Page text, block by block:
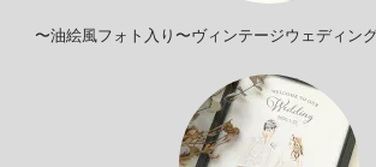
〜油絵風フォト入り〜ヴィンテージウェディン